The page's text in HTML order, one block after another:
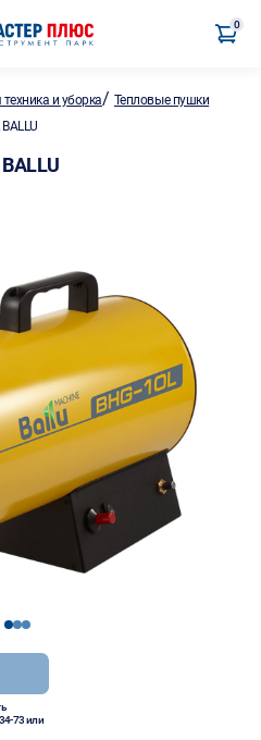
0
и уборка/ Тепловые пушки
123
73или